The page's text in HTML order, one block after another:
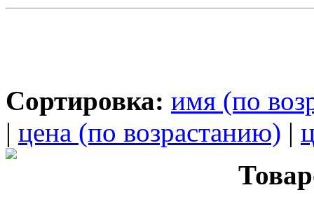
Сортировка: имя (по
| цена (по возрастанию) |